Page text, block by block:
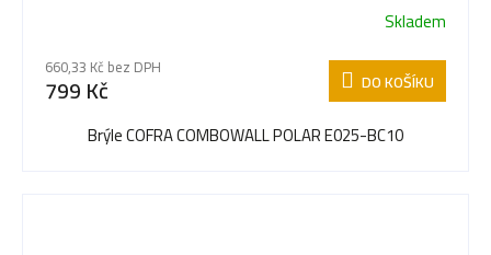
Skladem
660,33 Kč bez DPH
799 Kč DO KOŠÍKU
Brýle COFRA COMBOWALL POLAR E025-BC10